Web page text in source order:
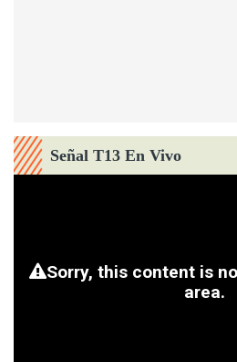
Señal T13 En Vivo